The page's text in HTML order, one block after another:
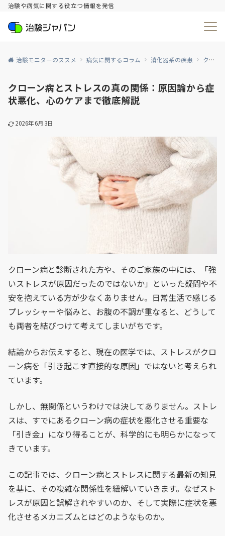
治験や病気に関する役立つ情報を発信
治験モニターのススメ 病気に関するコラム 消化器系の疾患 クローン病
クローン病とストレスの真の関係：原因論から症
状悪化、心のケアまで徹底解説
2026年6月3日
クローン病と診断された方や、そのご家族の中には、「強
いストレスが原因だったのではないか」といった疑問や不
安を抱えている方が少なくありません。日常生活で感じる
プレッシャーや悩みと、お腹の不調が重なると、どうして
も両者を結びつけて考えてしまいがちです。
結論からお伝えすると、現在の医学では、ストレスがクロ
ーン病を「引き起こす直接的な原因」ではないと考えられ
ています。
しかし、無関係というわけでは決してありません。ストレ
スは、すでにあるクローン病の症状を悪化させる重要な
「引き金」になり得ることが、科学的にも明らかになって
きています。
この記事では、クローン病とストレスに関する最新の知見
を基に、その複雑な関係性を紐解いていきます。なぜスト
レスが原因と誤解されやすいのか、そして実際に症状を悪
化させるメカニズムとはどのようなものか。